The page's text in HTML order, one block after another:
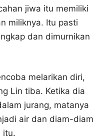
jiwa itu memiliki
miliknya. Itu pasti
dan dimurnikan
melarikan diri,
Lin tiba. Ketika dia
jurang, matanya
air dan diam-diam
itu.